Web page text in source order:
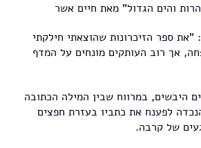
והים הגדול" מאת חיים אשר
"את ספר הזיכרונות שהוצאתי חילקתי
אך רוב העותקים מונחים על המדף
היבשים, במרווח שבין המילה הכתובה
לפענח את כתביו בעזרת חפצים
של קרבה.